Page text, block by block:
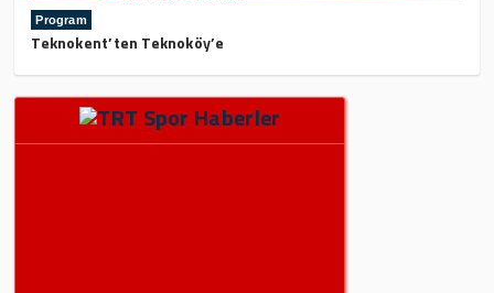
Program
Teknokent’ten Teknoköy’e